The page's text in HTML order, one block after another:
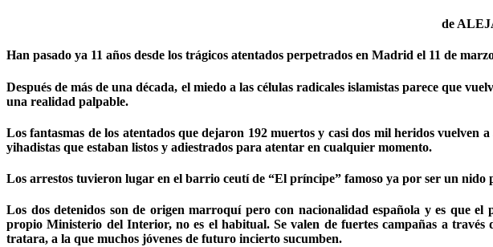
de
Han pasado ya 11 años desde los trágicos atentados perpetrados en Madrid el 11 de
Después de más de una década, el miedo a las células radicales islamistas parece que
una realidad palpable.
Los fantasmas de los atentados que dejaron 192 muertos y casi dos mil heridos
yihadistas que estaban listos y adiestrados para atentar en cualquier momento.
Los arrestos tuvieron lugar en el barrio ceutí de “El príncipe” famoso ya por ser un
Los dos detenidos son de origen marroquí pero con nacionalidad española y es que
propio Ministerio del Interior, no es el habitual. Se valen de fuertes campañas a
tratara, a la que muchos jóvenes de futuro incierto sucumben.